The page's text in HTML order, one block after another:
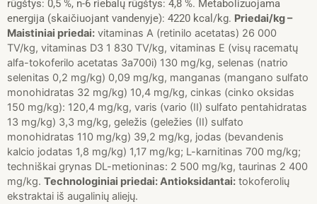
rūgštys: 0,5 %, n-6 riebalų rūgštys: 4,8 %. Metabolizuojama
energija (skaičiuojant vandenyje): 4220 kcal/kg. Priedai/kg –
Maistiniai priedai: vitaminas A (retinilo acetatas) 26 000
TV/kg, vitaminas D3 1 830 TV/kg, vitaminas E (visų racematų
alfa-tokoferilo acetatas 3a700i) 130 mg/kg, selenas (natrio
selenitas 0,2 mg/kg) 0,09 mg/kg, manganas (mangano sulfato
monohidratas 32 mg/kg) 10,4 mg/kg, cinkas (cinko oksidas
150 mg/kg): 120,4 mg/kg, varis (vario (II) sulfato pentahidratas
13 mg/kg) 3,3 mg/kg, geležis (geležies (II) sulfato
monohidratas 110 mg/kg) 39,2 mg/kg, jodas (bevandenis
kalcio jodatas 1,8 mg/kg) 1,17 mg/kg; L-karnitinas 700 mg/kg;
techniškai grynas DL-metioninas: 2 500 mg/kg, taurinas 2 400
mg/kg. Technologiniai priedai: Antioksidantai: tokoferolių
ekstraktai iš augalinių aliejų.